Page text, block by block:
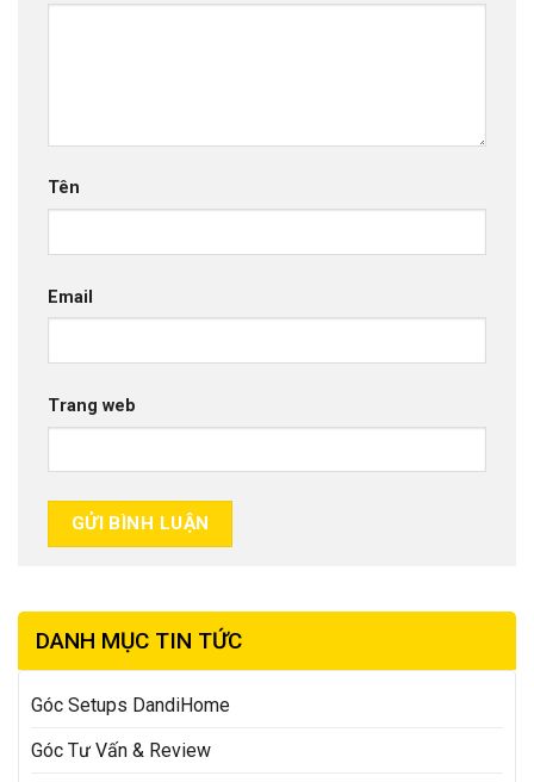
Tên
Email
Trang web
DANH MỤC TIN TỨC
Góc Setups DandiHome
Góc Tư Vấn & Review